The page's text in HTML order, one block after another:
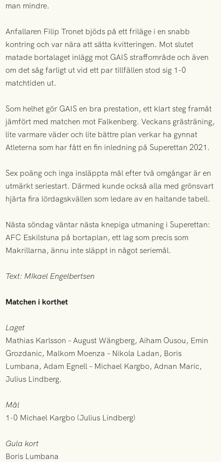
man mindre.
Anfallaren Filip Tronet bjöds på ett friläge i en snabb
kontring och var nära att sätta kvitteringen. Mot slutet
matade bortalaget inlägg mot GAIS straffområde och även
om det såg farligt ut vid ett par tillfällen stod sig 1-0
matchtiden ut.
Som helhet gör GAIS en bra prestation, ett klart steg framåt
jämfört med matchen mot Falkenberg. Veckans grästräning,
lite varmare väder och lite bättre plan verkar ha gynnat
Atleterna som har fått en fin inledning på Superettan 2021.
Sex poäng och inga insläppta mål efter två omgångar är en
utmärkt seriestart. Därmed kunde också alla med grönsvart
hjärta fira lördagskvällen som ledare av en haltande tabell.
Nästa söndag väntar nästa knepiga utmaning i Superettan:
AFC Eskilstuna på bortaplan, ett lag som precis som
Makrillarna, ännu inte släppt in något seriemål.
Text: MIkael Engelbertsen
Matchen i korthet
Laget
Mathias Karlsson – August Wängberg, Aiham Ousou, Emin
Grozdanic, Malkom Moenza – Nikola Ladan, Boris
Lumbana, Adam Egnell – Michael Kargbo, Adnan Maric,
Julius Lindberg.
Mål
1-0 Michael Kargbo (Julius Lindberg)
Gula kort
Boris Lumbana